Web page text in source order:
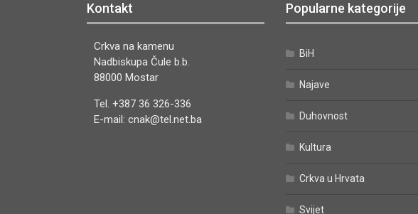
Kontakt
Crkva na kamenu
Nadbiskupa Čule b.b.
88000 Mostar
Tel. +387 36 326-336
E-mail: cnak@tel.net.ba
Popularne kategorije
BiH
Najave
Duhovnost
Kultura
Crkva u Hrvata
Svijet